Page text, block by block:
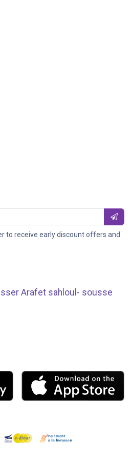
to receive early discount offers and
Arafet sahloul- sousse